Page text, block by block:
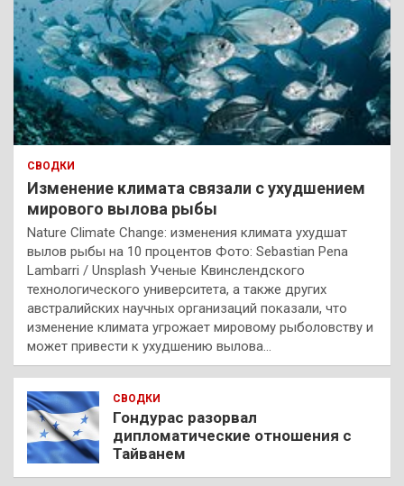
СВОДКИ
Изменение климата связали с ухудшением
мирового вылова рыбы
Nature Climate Change: изменения климата ухудшат
вылов рыбы на 10 процентов Фото: Sebastian Pena
Lambarri / Unsplash Ученые Квинслендского
технологического университета, а также других
австралийских научных организаций показали, что
изменение климата угрожает мировому рыболовству и
может привести к ухудшению вылова…
СВОДКИ
Гондурас разорвал
дипломатические отношения с
Тайванем